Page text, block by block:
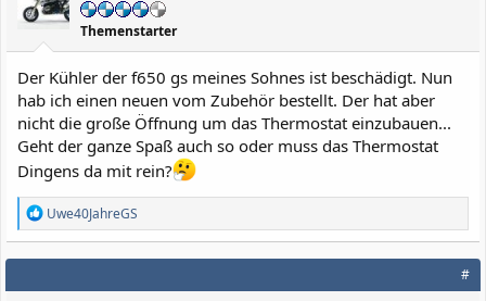
Themenstarter
Der Kühler der f650 gs meines Sohnes ist beschädigt. Nun
hab ich einen neuen vom Zubehör bestellt. Der hat aber
nicht die große Öffnung um das Thermostat einzubauen...
Geht der ganze Spaß auch so oder muss das Thermostat
Dingens da mit rein?
R
e
a
k
Uwe40JahreGS
#